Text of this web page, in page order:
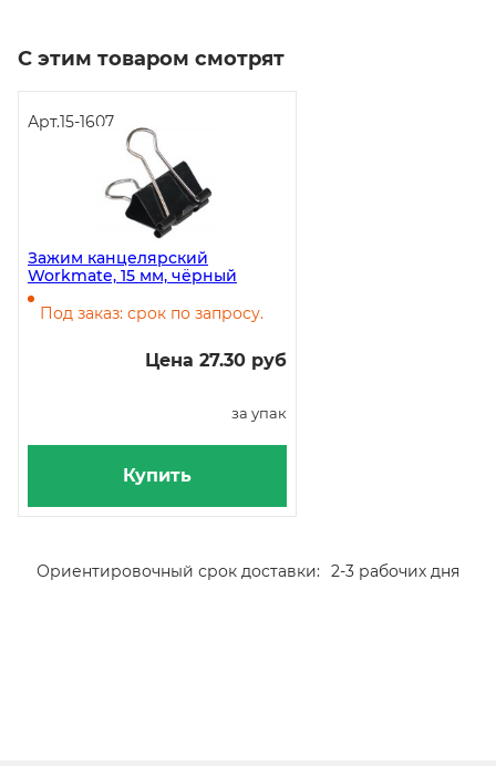
С этим товаром смотрят
Арт.15-1607
Зажим канцелярский
Workmate, 15 мм, чёрный
Под заказ: срок по запросу.
Цена 27.30 руб
за упак
Купить
Ориентировочный срок доставки: 2-3 рабочих дня